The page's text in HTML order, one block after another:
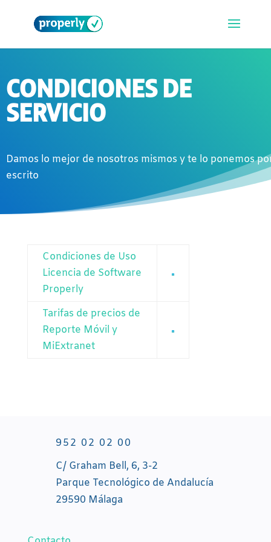
CONDICIONES DE
SERVICIO
Damos lo mejor de nosotros mismos y te lo ponemos
escrito
Condiciones de Uso
Licencia de Software
Properly
Tarifas de precios de
Reporte Móvil y
MiExtranet
952 02 02 00
C/ Graham Bell, 6, 3-2
Parque Tecnológico de Andalucía
29590 Málaga